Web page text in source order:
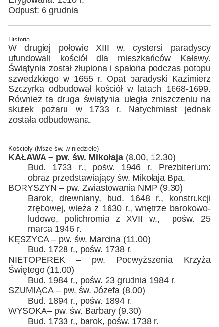
Odpust: 6 grudnia
Historia
W drugiej połowie XIII w. cystersi paradyscy
ufundowali kościół dla mieszkańców Kaławy.
Świątynia został złupiona i spalona podczas potopu
szwedzkiego w 1655 r. Opat paradyski Kazimierz
Szczyrka odbudował kościół w latach 1668-1699.
Również ta druga świątynia uległa zniszczeniu na
skutek pożaru w 1733 r. Natychmiast jednak
została odbudowana.
Kościoły (Msze św. w niedzielę)
KAŁAWA – pw. św. Mikołaja (8.00, 12.30)
Bud. 1733 r., pośw. 1946 r. Prezbiterium:
obraz przedstawiający św. Mikołaja Bpa.
BORYSZYN – pw. Zwiastowania NMP (9.30)
Barok, drewniany, bud. 1648 r., konstrukcji
zrębowej, wieża z 1630 r., wnętrze barokowo-
ludowe, polichromia z XVII w., pośw. 25
marca 1946 r.
KĘSZYCA – pw. św. Marcina (11.00)
Bud. 1728 r., pośw. 1738 r.
NIETOPEREK – pw. Podwyższenia Krzyża
Świętego (11.00)
Bud. 1984 r., pośw. 23 grudnia 1984 r.
SZUMIĄCA – pw. św. Józefa (8.00)
Bud. 1894 r., pośw. 1894 r.
WYSOKA– pw. św. Barbary (9.30)
Bud. 1733 r., barok, pośw. 1738 r.